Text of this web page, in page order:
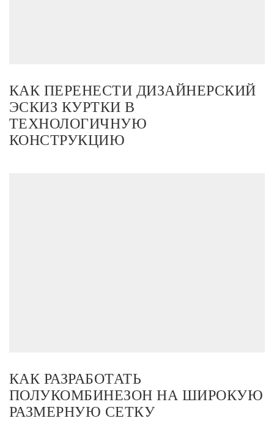
КАК ПЕРЕНЕСТИ ДИЗАЙНЕРСКИЙ
ЭСКИЗ КУРТКИ В
ТЕХНОЛОГИЧНУЮ
КОНСТРУКЦИЮ
КАК РАЗРАБОТАТЬ
ПОЛУКОМБИНЕЗОН НА ШИРОКУЮ
РАЗМЕРНУЮ СЕТКУ